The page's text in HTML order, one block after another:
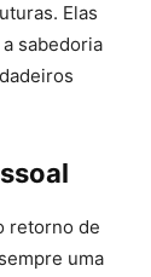
Elas
sabedoria
retorno de
uma